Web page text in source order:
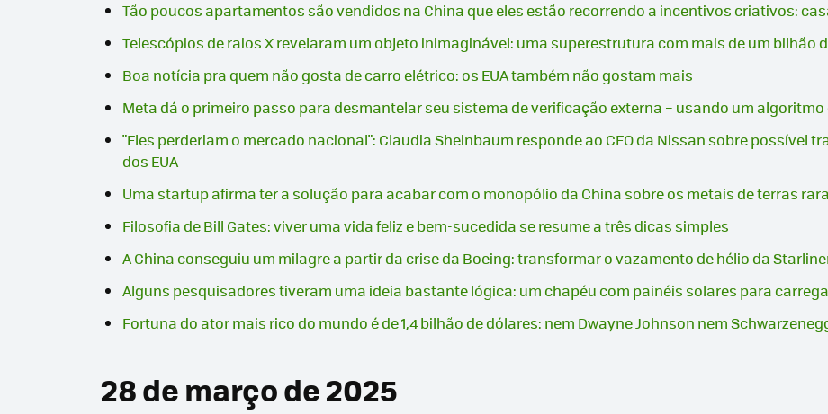
Tão poucos apartamentos são vendidos na China que eles estão recorrendo a incentivos criativos:
Telescópios de raios X revelaram um objeto inimaginável: uma superestrutura com mais de um bilhão
Boa notícia pra quem não gosta de carro elétrico: os EUA também não gostam mais
Meta dá o primeiro passo para desmantelar seu sistema de verificação externa – usando um algoritmo
"Eles perderiam o mercado nacional": Claudia Sheinbaum responde ao CEO da Nissan sobre possível
dos EUA
Uma startup afirma ter a solução para acabar com o monopólio da China sobre os metais de terras
Filosofia de Bill Gates: viver uma vida feliz e bem-sucedida se resume a três dicas simples
A China conseguiu um milagre a partir da crise da Boeing: transformar o vazamento de hélio da
Alguns pesquisadores tiveram uma ideia bastante lógica: um chapéu com painéis solares para
Fortuna do ator mais rico do mundo é de 1,4 bilhão de dólares: nem Dwayne Johnson nem
28 de março de 2025